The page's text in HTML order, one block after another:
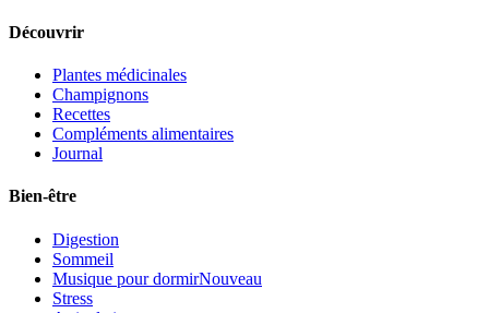
Découvrir
Plantes médicinales
Champignons
Recettes
Compléments alimentaires
Journal
Bien-être
Digestion
Sommeil
Musique pour dormirNouveau
Stress